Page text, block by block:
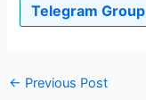
Telegram Group
← Previous Post